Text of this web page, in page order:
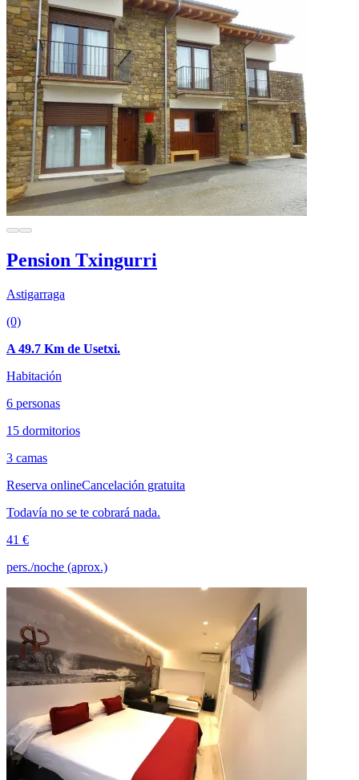
Pension Txingurri
Astigarraga
(0)
A 49.7 Km de Usetxi.
Habitación
6 personas
15 dormitorios
3 camas
Reserva onlineCancelación gratuita
Todavía no se te cobrará nada.
41 €
pers./noche (aprox.)